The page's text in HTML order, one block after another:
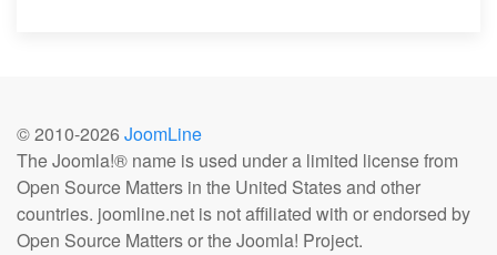
© 2010-2026 JoomLine
The Joomla!® name is used under a limited license from
Open Source Matters in the United States and other
countries. joomline.net is not affiliated with or endorsed by
Open Source Matters or the Joomla! Project.